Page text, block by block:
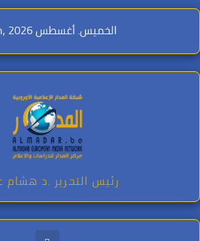
Skip
content
الخميس. أغسطس 6th, 2026
رئيس التحرير .د